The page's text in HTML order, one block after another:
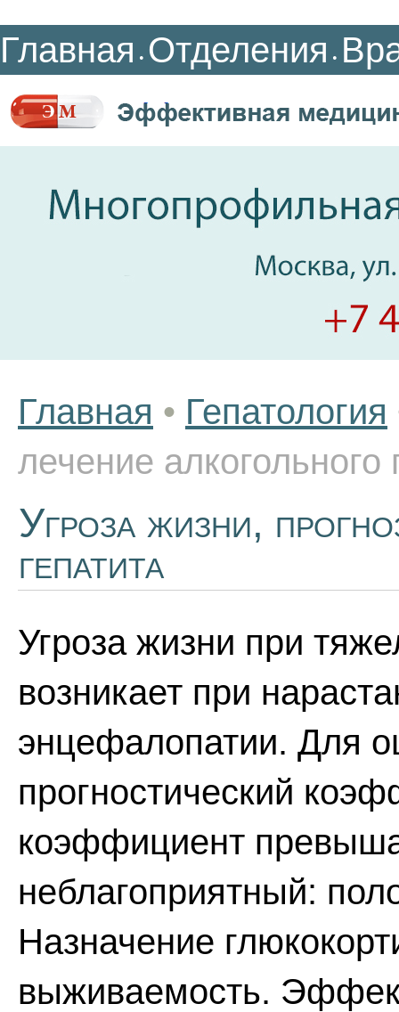
Главная • Отделения •
Главная • Гепатология
лечение алкогольного
Угроза жизни,
гепатита
Угроза жизни при
возникает при
энцефалопатии. Для
прогностический
коэффициент
неблагоприятный:
Назначение
выживаемость.